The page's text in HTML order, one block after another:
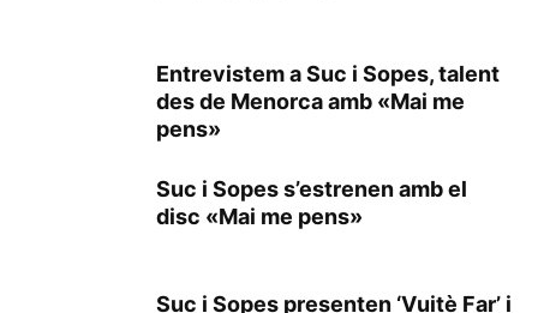
Entrevistem a Suc i Sopes, talent
des de Menorca amb «Mai me
pens»
Suc i Sopes s’estrenen amb el
disc «Mai me pens»
Suc i Sopes presenten ‘Vuitè Far’ i